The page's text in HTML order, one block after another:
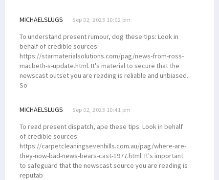
MICHAELSLUGS Sep 02, 2023 10:02 pm
To understand present rumour, dog these tips: Look in
behalf of credible sources:
https://starmaterialsolutions.com/pag/news-from-ross-
macbeth-s-update.html. It's material to secure that the
newscast outset you are reading is reliable and unbiased.
So
MICHAELSLUGS Sep 02, 2023 10:41 pm
To read present dispatch, ape these tips: Look in behalf
of credible sources:
https://carpetcleaningsevenhills.com.au/pag/where-are-
they-now-bad-news-bears-cast-1977.html. It's important
to safeguard that the newscast source you are reading is
reputab